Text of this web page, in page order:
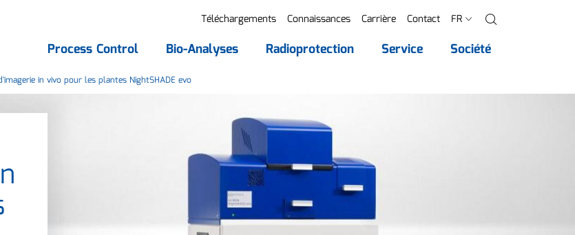
Téléchargements Connaissances Carrière Contact FR
Process Control Bio-Analyses Radioprotection Service Société
in vivo pour les plantes NightSHADE evo